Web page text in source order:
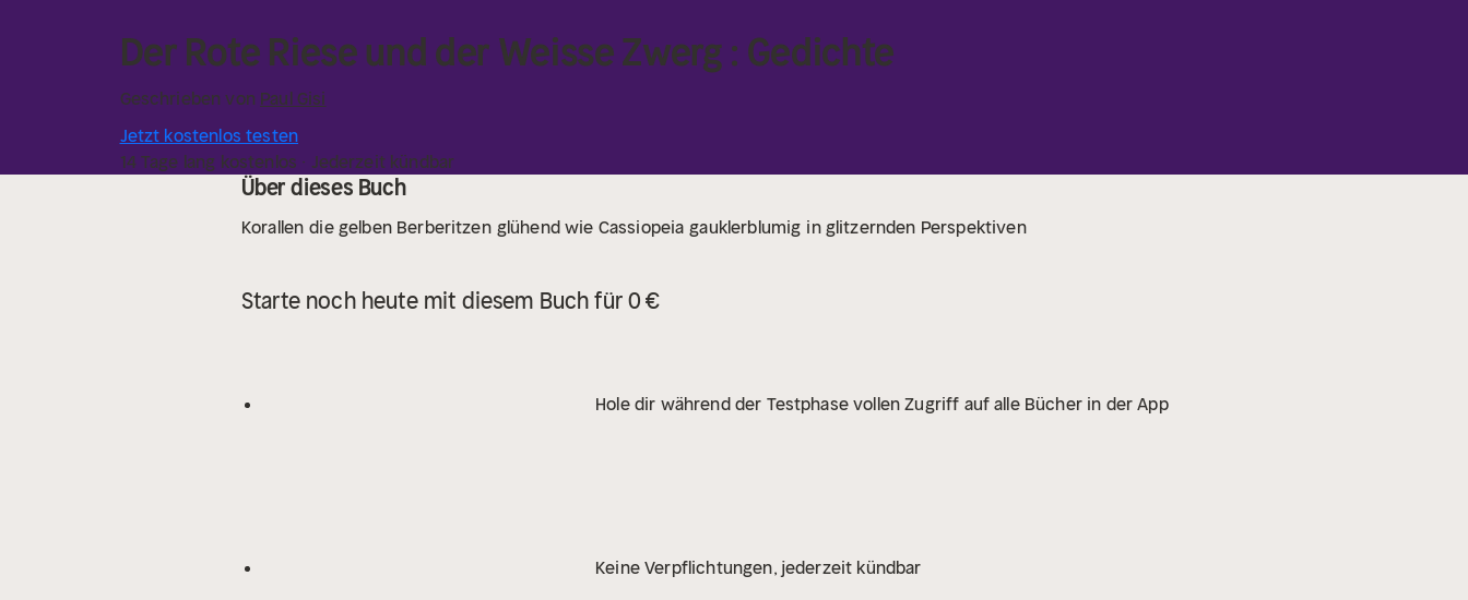
Der Rote Riese und der Weisse Zwerg : Gedichte
Geschrieben von Paul Gisi
Jetzt kostenlos testen
14 Tage lang kostenlos · Jederzeit kündbar
Über dieses Buch
Korallen die gelben Berberitzen glühend wie Cassiopeia gauklerblumig in glitzernden Perspektiven
Starte noch heute mit diesem Buch für 0 €
Hole dir während der Testphase vollen Zugriff auf alle Bücher in der App
Keine Verpflichtungen, jederzeit kündbar